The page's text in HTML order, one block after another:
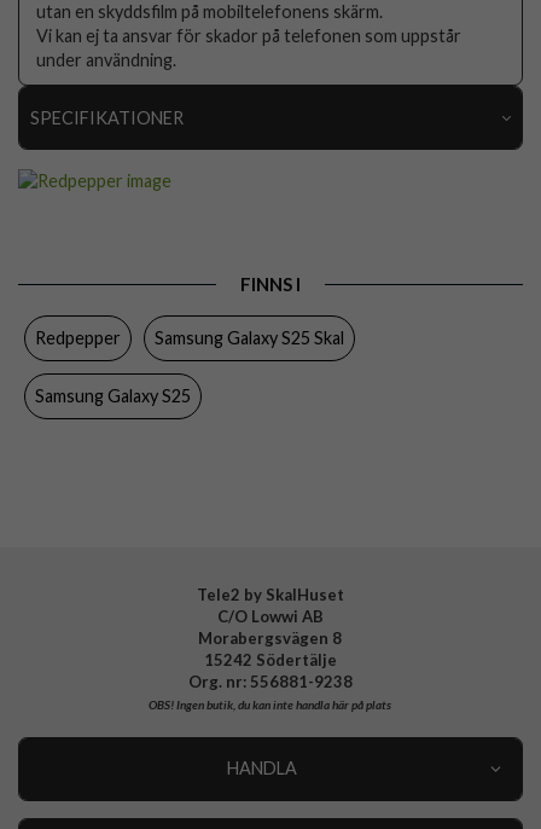
utan en skyddsfilm på mobiltelefonens skärm.
Vi kan ej ta ansvar för skador på telefonen som uppstår
under användning.
SPECIFIKATIONER
Inbyggt skärmskydd, Stöttålig, Vattentålig
Färg Genomskinlig, Svart
Varumärke
FINNS I
Redpepper Samsung Galaxy S25 Skal
Samsung Galaxy S25
Tele2 by SkalHuset
C/O Lowwi AB
Morabergsvägen 8
15242 Södertälje
Org. nr: 556881-9238
OBS!Ingen butik, du kan inte handla här på plats
HANDLA